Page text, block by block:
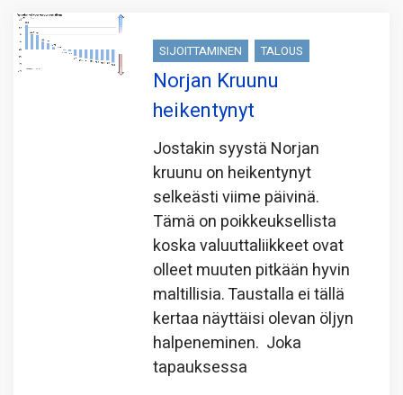
SIJOITTAMINEN TALOUS
Norjan Kruunu
heikentynyt
Jostakin syystä Norjan
kruunu on heikentynyt
selkeästi viime päivinä.
Tämä on poikkeuksellista
koska valuuttaliikkeet ovat
olleet muuten pitkään hyvin
maltillisia. Taustalla ei tällä
kertaa näyttäisi olevan öljyn
halpeneminen. Joka
tapauksessa